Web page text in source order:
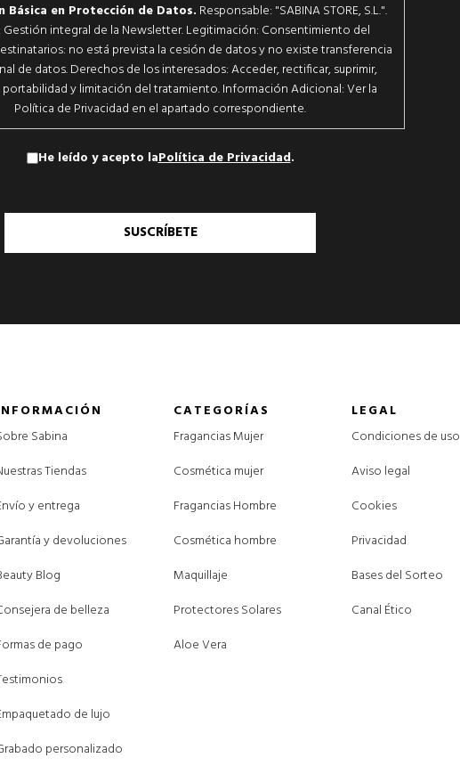
Básica en Protección de Datos. Responsable: "SABINA STORE, S.L.".
Gestión integral de la Newsletter. Legitimación: Consentimiento del
no está prevista la cesión de datos y no existe transferencia
de datos. Derechos de los interesados: Acceder, rectificar, suprimir,
y limitación del tratamiento. Información Adicional: Ver la
Política de Privacidad en el apartado correspondiente.
He leído y acepto laPolítica de Privacidad.
SUSCRÍBETE
Sabina
Tiendas
y entrega
y devoluciones
Blog
de belleza
de pago
de lujo
personalizado
CATEGORÍAS
Fragancias Mujer
Cosmética mujer
Fragancias Hombre
Cosmética hombre
Maquillaje
Protectores Solares
Aloe Vera
LEGAL
Condiciones de uso
Aviso legal
Cookies
Privacidad
Bases del Sorteo
Canal Ético